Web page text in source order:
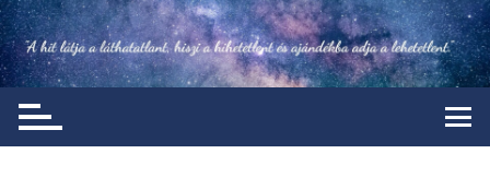
Skip
to
content